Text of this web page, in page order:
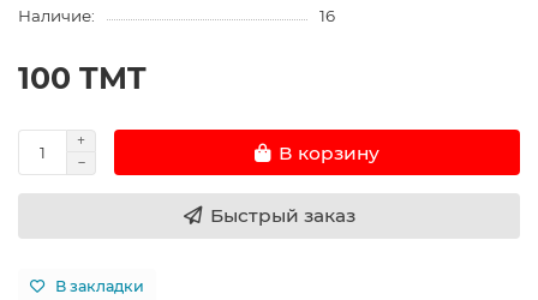
Наличие:
16
100 TMT
В корзину
Быстрый заказ
В закладки